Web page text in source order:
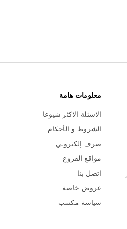
معلومات هامة
الاسئلة الاكثر شيوعا
الشروط و الأحكام
صرف إلكتروني
مواقع الفروع
اتصل بنا
عروض خاصة
سياسة مكسب